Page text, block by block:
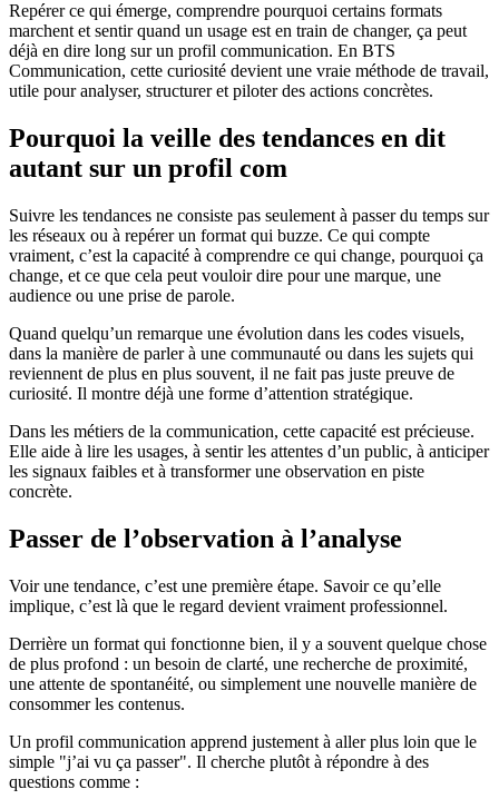
Repérer ce qui émerge, comprendre pourquoi certains formats
marchent et sentir quand un usage est en train de changer, ça peut
déjà en dire long sur un profil communication. En BTS
Communication, cette curiosité devient une vraie méthode de travail,
utile pour analyser, structurer et piloter des actions concrètes.
Pourquoi la veille des tendances en dit
autant sur un profil com
Suivre les tendances ne consiste pas seulement à passer du temps sur
les réseaux ou à repérer un format qui buzze. Ce qui compte
vraiment, c’est la capacité à comprendre ce qui change, pourquoi ça
change, et ce que cela peut vouloir dire pour une marque, une
audience ou une prise de parole.
Quand quelqu’un remarque une évolution dans les codes visuels,
dans la manière de parler à une communauté ou dans les sujets qui
reviennent de plus en plus souvent, il ne fait pas juste preuve de
curiosité. Il montre déjà une forme d’attention stratégique.
Dans les métiers de la communication, cette capacité est précieuse.
Elle aide à lire les usages, à sentir les attentes d’un public, à anticiper
les signaux faibles et à transformer une observation en piste
concrète.
Passer de l’observation à l’analyse
Voir une tendance, c’est une première étape. Savoir ce qu’elle
implique, c’est là que le regard devient vraiment professionnel.
Derrière un format qui fonctionne bien, il y a souvent quelque chose
de plus profond : un besoin de clarté, une recherche de proximité,
une attente de spontanéité, ou simplement une nouvelle manière de
consommer les contenus.
Un profil communication apprend justement à aller plus loin que le
simple "j’ai vu ça passer". Il cherche plutôt à répondre à des
questions comme :